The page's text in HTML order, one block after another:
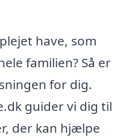
have, som
familien? Så er
for dig.
guider vi dig til
der kan hjælpe